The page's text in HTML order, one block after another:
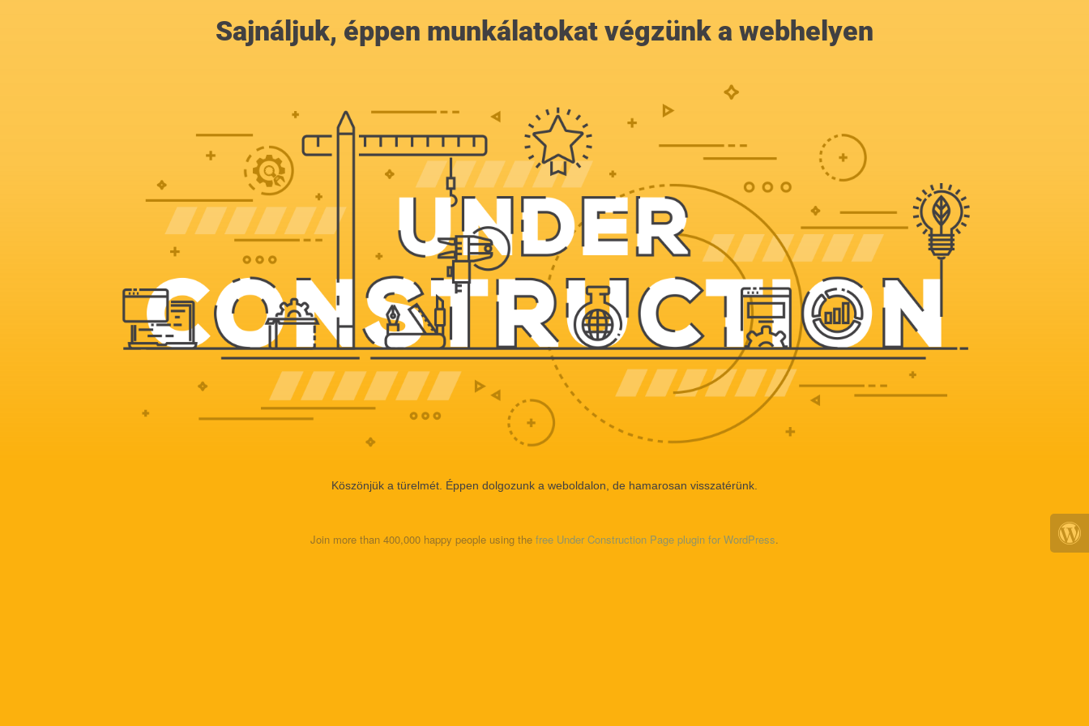
Sajnáljuk, éppen munkálatokat végzünk a webhelyen
Köszönjük a türelmét. Éppen dolgozunk a weboldalon, de hamarosan visszatérünk.
Join more than 400,000 happy people using the free Under Construction Page plugin for WordPress.